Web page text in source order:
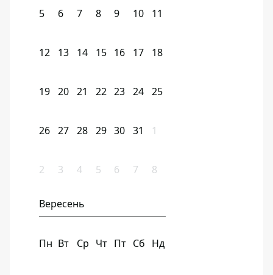
5 6 7 8 9 10 11
12 13 14 15 16 17 18
19 20 21 22 23 24 25
26 27 28 29 30 31 1
2 3 4 5 6 7 8
Вересень
Пн Вт Ср Чт Пт Сб Нд